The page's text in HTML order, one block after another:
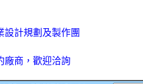
設計規劃及製作團
廠商，歡迎洽詢